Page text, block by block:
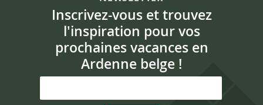
Inscrivez-vous et trouvez
l'inspiration pour vos
prochaines vacances en
Ardenne belge !